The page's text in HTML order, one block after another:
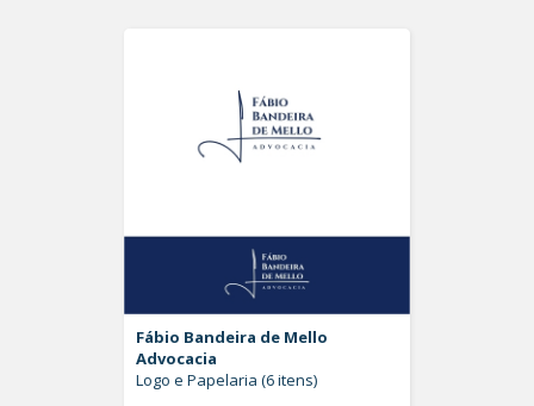
Fábio Bandeira de Mello
Advocacia
Logo e Papelaria (6 itens)